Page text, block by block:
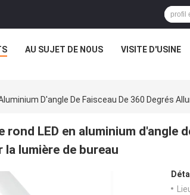
AU SUJET DE NOUS VISITE D'USINE
D'angle De Faisceau De 360 Degrés
rond LED en aluminium d'angle
la lumière de bureau